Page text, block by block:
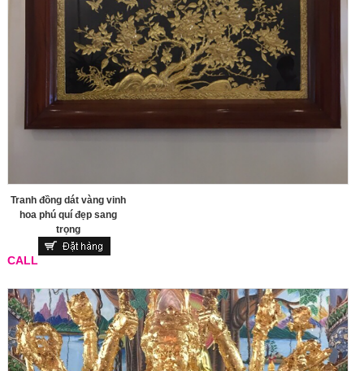
Tranh đồng dát vàng vinh
hoa phú quí đẹp sang
trọng
CALL